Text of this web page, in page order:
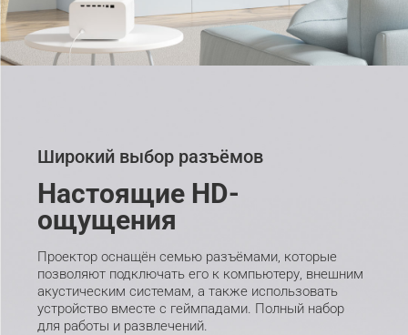
Широкий выбор разъёмов
Настоящие HD-
ощущения
Проектор оснащён семью разъёмами, которые
позволяют подключать его к компьютеру, внешним
акустическим системам, а также использовать
устройство вместе с геймпадами. Полный набор
для работы и развлечений.